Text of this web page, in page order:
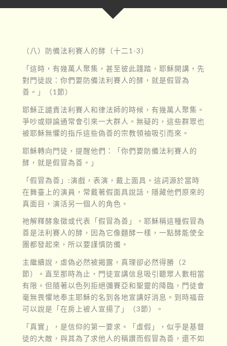
（八）防備法利賽人的酵（十二1-3）
「這時，有幾萬人聚集，甚至彼此踐踏，耶穌開講，先
對門徒說：你們要防備法利賽人的酵，就是假冒為
善。」（1節）
耶穌正譴責法利賽人和律法師的時候，有幾萬人聚集。
爭吵或辯論通常會引來一大群人。無疑的，這些群眾也
被耶穌無懼的指斥這些偽善的宗教領袖吸引而來。
耶穌轉向門徒，提醒他們：「你們要防備法利賽人的
酵，就是假冒為善。」
「假冒為善」:演戲，表演，戴上面具。這詞源於當時
在舞臺上的演員，常戴著假面具說話，隱藏他們原來的
真面目，演活另一個人的角色。
祂解釋酵象徵或代表「假冒為善」，耶穌稱這種假冒為
善是法利賽人的酵，因為它像麵酵一樣，一點酵能使全
團都發起來，所以要謹慎防備。
主繼續說，虛偽必然被揭露，真理卻必然得勝（2
節）。直至那時為止，門徒宣講信息吸引聽眾人數相當
有限。但隨著以色列拒絕彌賽亞和聖靈的降臨，門徒會
毫無畏懼地奉主耶穌的名到各地宣講好消息。到時福音
可以說是「在房上被人宣揚了」（3節）。
「真實」，是信仰的第一要求。「虛假」，似乎是基督
徒的大敵，與其為了求他人的稱讚而假冒為善，還不如